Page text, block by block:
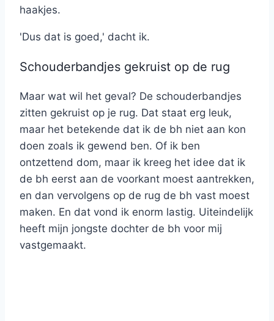
haakjes.
'Dus dat is goed,' dacht ik.
Schouderbandjes gekruist op de rug
Maar wat wil het geval? De schouderbandjes
zitten gekruist op je rug. Dat staat erg leuk,
maar het betekende dat ik de bh niet aan kon
doen zoals ik gewend ben. Of ik ben
ontzettend dom, maar ik kreeg het idee dat ik
de bh eerst aan de voorkant moest aantrekken,
en dan vervolgens op de rug de bh vast moest
maken. En dat vond ik enorm lastig. Uiteindelijk
heeft mijn jongste dochter de bh voor mij
vastgemaakt.